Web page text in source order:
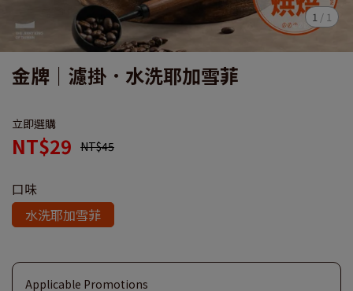
1 / 1
金牌｜濾掛．水洗耶加雪菲
立即選購
NT$29 NT$45
口味
水洗耶加雪菲
Applicable Promotions